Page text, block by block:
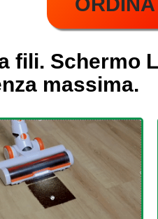
fili. Schermo
massima.